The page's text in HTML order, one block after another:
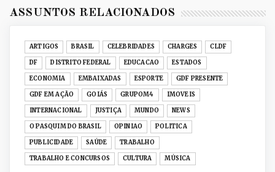
BRASÍLIA COM CULTURA, DIPLOM...
UNCATEGORIZED
Senac-DF leva oficinas gastronômicas à 33ª
Expochê com recei...
Junho 15, 2026
ACERVO DIGITAL
Acervo histórico de O Pasquim ganha novas
edições digitais e...
Junho 14, 2026
GRUPOM4
ASSUNTOS RELACIONADOS
ARTIGOS BRASIL CELEBRIDADES CHARGES CLDF
DF DISTRITO FEDERAL EDUCACAO ESTADOS
ECONOMIA EMBAIXADAS ESPORTE GDF PRESENTE
GDF EM AÇÃO GOIÁS GRUPOM4 IMOVEIS
INTERNACIONAL JUSTIÇA MUNDO NEWS
O PASQUIM DO BRASIL OPINIAO POLITICA
PUBLICIDADE SAÚDE TRABALHO
TRABALHO E CONCURSOS CULTURA MÚSICA